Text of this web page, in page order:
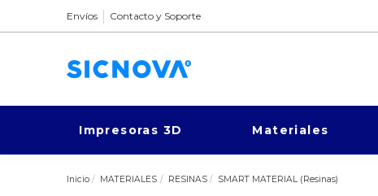
Envíos Contacto y Soporte
Impresoras 3D Materiales
Inicio MATERIALES RESINAS SMART MATERIAL (Resinas)